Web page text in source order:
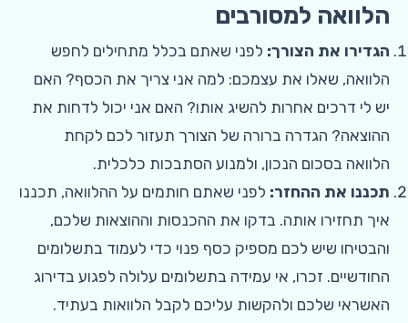
הלוואה למסורבים
הגדירו את הצורך: לפני שאתם בכלל מתחילים לחפש
הלוואה, שאלו את עצמכם: למה אני צריך את הכסף? האם
יש לי דרכים אחרות להשיג אותו? האם אני יכול לדחות את
ההוצאה? הגדרה ברורה של הצורך תעזור לכם לקחת
הלוואה בסכום הנכון, ולמנוע הסתבכות כלכלית.
תכננו את ההחזר: לפני שאתם חותמים על ההלוואה, תכננו
איך תחזירו אותה. בדקו את ההכנסות וההוצאות שלכם,
והבטיחו שיש לכם מספיק כסף פנוי כדי לעמוד בתשלומים
החודשיים. זכרו, אי עמידה בתשלומים עלולה לפגוע בדירוג
האשראי שלכם ולהקשות עליכם לקבל הלוואות בעתיד.